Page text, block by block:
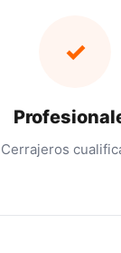
✓
Cerrajeros